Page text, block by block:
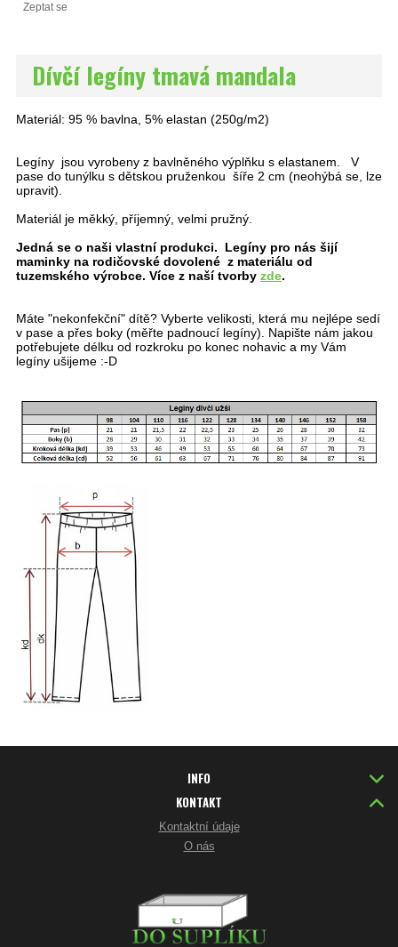
Zeptat se
Dívčí legíny tmavá mandala
Materiál: 95 % bavlna, 5% elastan (250g/m2)
Legíny jsou vyrobeny z bavlněného výplňku s elastanem. V
pase do tunýlku s dětskou pruženkou šíře 2 cm (neohýbá se, lze
upravit).
Materiál je měkký, příjemný, velmi pružný.
Jedná se o naši vlastní produkci. Legíny pro nás šijí
maminky na rodičovské dovolené z materiálu od
tuzemského výrobce. Více z naší tvorby zde.
Máte "nekonfekční" dítě? Vyberte velikosti, která mu nejlépe sedí
v pase a přes boky (měřte padnoucí legíny). Napište nám jakou
potřebujete délku od rozkroku po konec nohavic a my Vám
legíny ušijeme :-D
INFO
KONTAKT
Kontaktní údaje
O nás